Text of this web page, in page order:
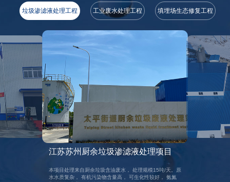
垃圾渗滤液处理工程 工业废水处理工程 填埋场生态修复工程
江苏苏州厨余垃圾渗滤液处理项目
本项目处理来自厨余垃圾含油废水， 处理规模15吨/天。原
水水质复杂， 有机污染物含量高， 可生化性较好， 氨氮